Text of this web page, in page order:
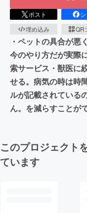
ポスト
埋め込み
QR
・ペットの具合が悪
今のやり方だが実際
索サービス・獣医に
せる。病気の時は時
ルが記載されている
ん。を減らすことが
このプロジェクト
ています